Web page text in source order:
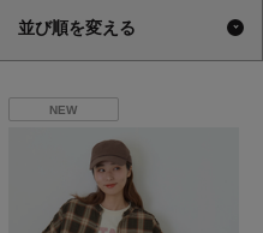
並び順を変える
NEW